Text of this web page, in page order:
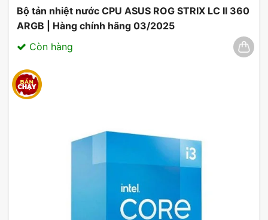
Bộ tản nhiệt nước CPU ASUS ROG STRIX LC II 360
ARGB | Hàng chính hãng 03/2025
Còn hàng